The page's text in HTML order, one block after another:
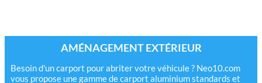
AMÉNAGEMENT EXTÉRIEUR
Besoin d'un carport pour abriter votre véhicule ? Neo10.com
vous propose une gamme de carport aluminium standards et